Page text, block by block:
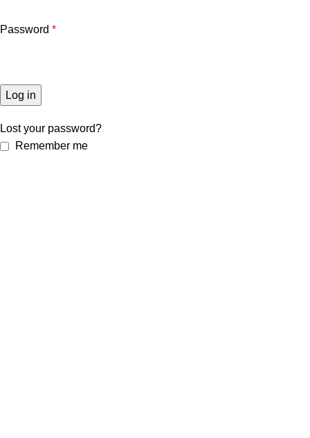
Password *
Log in
Lost your password?
Remember me